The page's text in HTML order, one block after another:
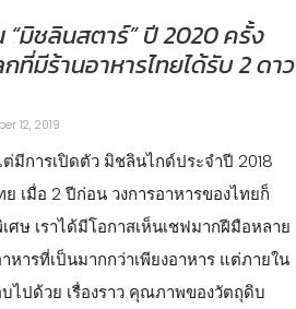
“มิชลินสตาร์” ปี 2020 ครั้ง
ที่มีร้านอาหารไทยได้รับ 2 ดาว
12, 2019
ต่มีการเปิดตัว มิชลินไกด์ประจำปี 2018
ย เมื่อ 2 ปีก่อน วงการอาหารของไทยก็
ศษ เราได้มีโอกาสเห็นเชฟมากฝีมือหลาย
หารที่เป็นมากกว่าเพียงอาหาร แต่ภายใน
ไปด้วย เรื่องราว คุณภาพของวัตถุดิบ